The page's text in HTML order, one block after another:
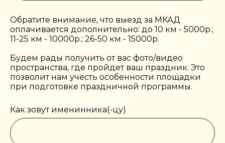
Обратите внимание, что выезд за МКАД
оплачивается дополнительно: до 10 км - 5000р.;
11-25 км - 10000р.; 26-50 км - 15000р.
Будем рады получить от вас фото/видео
пространства, где пройдет ваш праздник. Это
позволит нам учесть особенности площадки
при подготовке праздничной программы.
Как зовут именинника(-цу)